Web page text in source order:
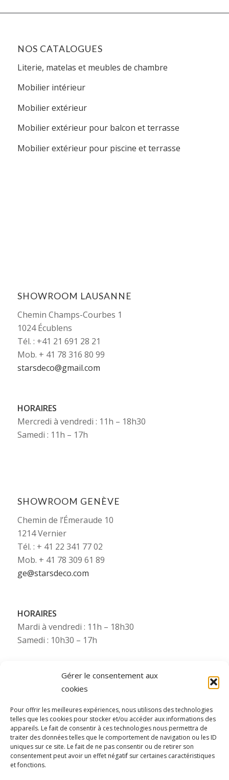
Gérer le consentement aux
cookies
Pour offrir les meilleures expériences, nous utilisons des technologies
telles que les cookies pour stocker et/ou accéder aux informations des
appareils. Le fait de consentir à ces technologies nous permettra de
traiter des données telles que le comportement de navigation ou les ID
uniques sur ce site. Le fait de ne pas consentir ou de retirer son
consentement peut avoir un effet négatif sur certaines caractéristiques
et fonctions.
NOS CATALOGUES
Literie, matelas et meubles de chambre
Mobilier intérieur
Mobilier extérieur
Mobilier extérieur pour balcon et terrasse
Mobilier extérieur pour piscine et terrasse
SHOWROOM LAUSANNE
Chemin Champs-Courbes 1
1024 Écublens
Tél. : +41 21 691 28 21
Mob. + 41 78 316 80 99
starsdeco@gmail.com
HORAIRES
Mercredi à vendredi : 11h – 18h30
Samedi : 11h – 17h
SHOWROOM GENÈVE
Chemin de l’Émeraude 10
1214 Vernier
Tél. : + 41 22 341 77 02
Mob. + 41 78 309 61 89
ge@starsdeco.com
HORAIRES
Mardi à vendredi : 11h – 18h30
Samedi : 10h30 – 17h
Besoin de plus d’infos ?
Pour toute information complémentaire (photos,
etc.), Starsdeco se tient à votre disposition via nos
numéros WhatsApp (consultez le numéro mobile
de la filiale concernée).